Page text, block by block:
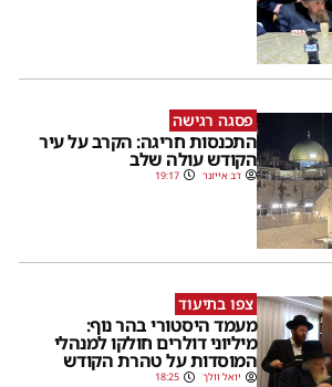
פסגה רגישה
התכנסות חריגה: הקרב על עיר
הקודש עולה שלב
דב אייזנר 19:17
צפו בתיעוד
מעמד היסטורי בהר נוף:
מיליוני דולרים חולקו למנהלי
המוסדות על טהרת הקודש
יואל וולך 18:25